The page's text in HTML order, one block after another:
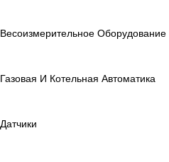
Весоизмерительное Оборудование
Газовая И Котельная Автоматика
Датчики